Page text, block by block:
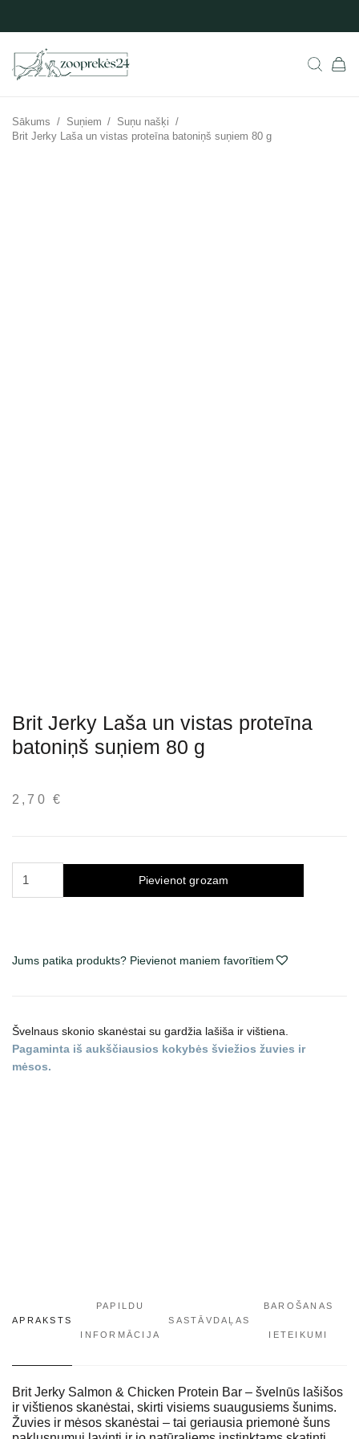
Sākums / Suņiem / Suņu našķi /
Brit Jerky Laša un vistas proteīna batoniņš suņiem 80 g
Brit Jerky Laša un vistas proteīna
batoniņš suņiem 80 g
2,70 €
Brit
Protein
šunims
80
g
Pievienot grozam
Jums patika produkts? Pievienot maniem favorītiem
Švelnaus skonio skanėstai su gardžia lašiša ir vištiena.
Pagaminta iš aukščiausios kokybės šviežios žuvies ir
mėsos.
APRAKSTS
PAPILDU
INFORMĀCIJA
SASTĀVDAĻAS
BAROŠANAS
IETEIKUMI
Brit Jerky Salmon & Chicken Protein Bar – švelnūs lašišos
ir vištienos skanėstai, skirti visiems suaugusiems šunims.
Žuvies ir mėsos skanėstai – tai geriausia priemonė šuns